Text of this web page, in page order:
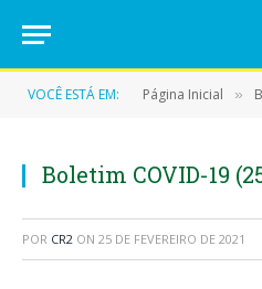
VOCÊ ESTÁ EM: Página Inicial »
Boletim COVID-19
POR CR2 ON 25 DE FEVEREIRO DE 2021